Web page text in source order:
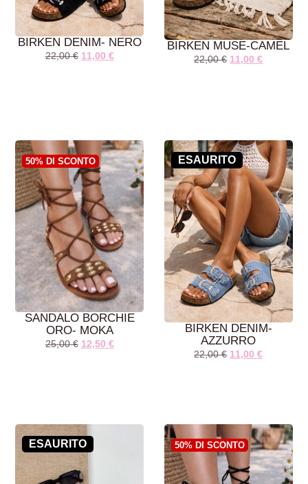
BIRKEN DENIM- NERO
22,00€ 11,00 €
AGGIUNGI AL
CARRELLO
BIRKEN MUSE-CAMEL
22,00€ 11,00€
AGGIUNGI AL
CARRELLO
50% DI SCONTO
SANDALO BORCHIE
ORO- MOKA
25,00€ 12,50 €
AGGIUNGI AL
CARRELLO
ESAURITO
BIRKEN DENIM-
AZZURRO
22,00€ 11,00€
AGGIUNGI AL
CARRELLO
ESAURITO 50% DI SCONTO